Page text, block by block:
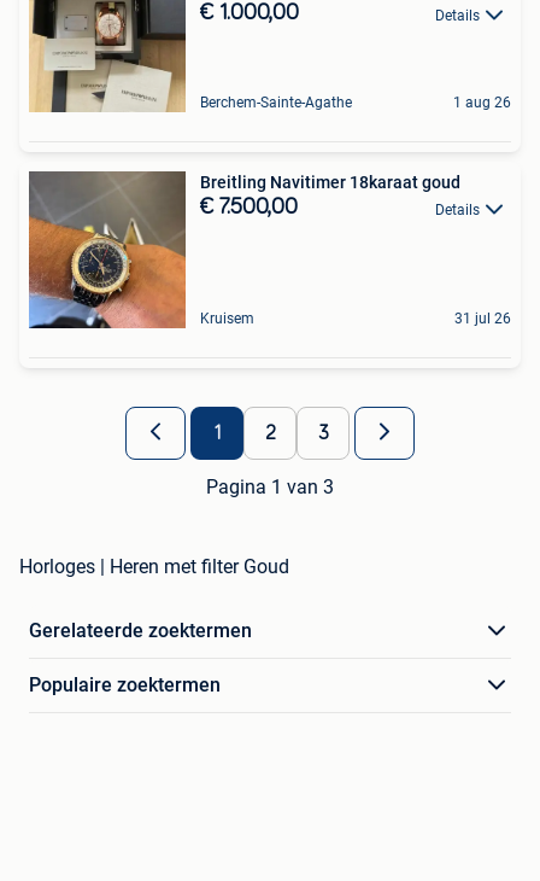
€ 1.000,00 Details
Berchem-Sainte-Agathe 1 aug 26
Breitling Navitimer 18karaat goud
€ 7.500,00 Details
Kruisem 31 jul 26
1 2 3
Pagina 1 van 3
Horloges | Heren met filter Goud
Gerelateerde zoektermen
Populaire zoektermen